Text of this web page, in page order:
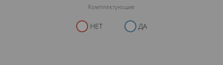
Комплектующие
НЕТ ДА